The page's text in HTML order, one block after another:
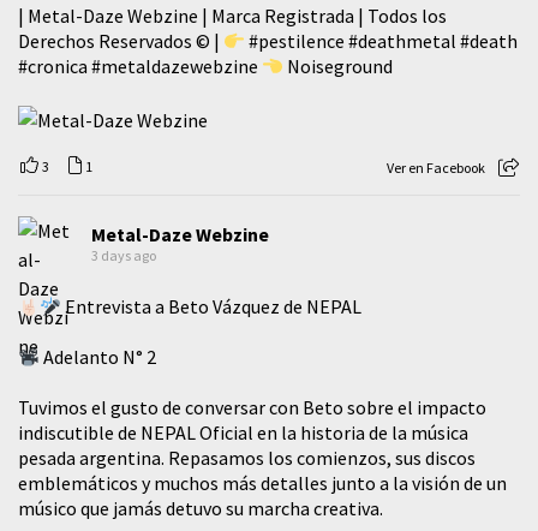
| Metal-Daze Webzine | Marca Registrada | Todos los
Derechos Reservados © |
#pestilence #deathmetal #death
#cronica #metaldazewebzine Noiseground
3 1 Ver en Facebook
Metal-Daze Webzine
3 days ago
Entrevista a Beto Vázquez de NEPAL
Adelanto N° 2
Tuvimos el gusto de conversar con Beto sobre el impacto
indiscutible de NEPAL Oficial en la historia de la música
pesada argentina. Repasamos los comienzos, sus discos
emblemáticos y muchos más detalles junto a la visión de un
músico que jamás detuvo su marcha creativa.